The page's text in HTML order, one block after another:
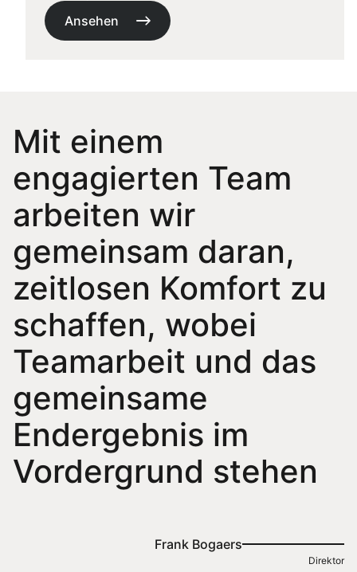
Ansehen
Mit einem
engagierten Team
arbeiten wir
gemeinsam daran,
zeitlosen Komfort zu
schaffen, wobei
Teamarbeit und das
gemeinsame
Endergebnis im
Vordergrund stehen
Frank Bogaers
Direktor